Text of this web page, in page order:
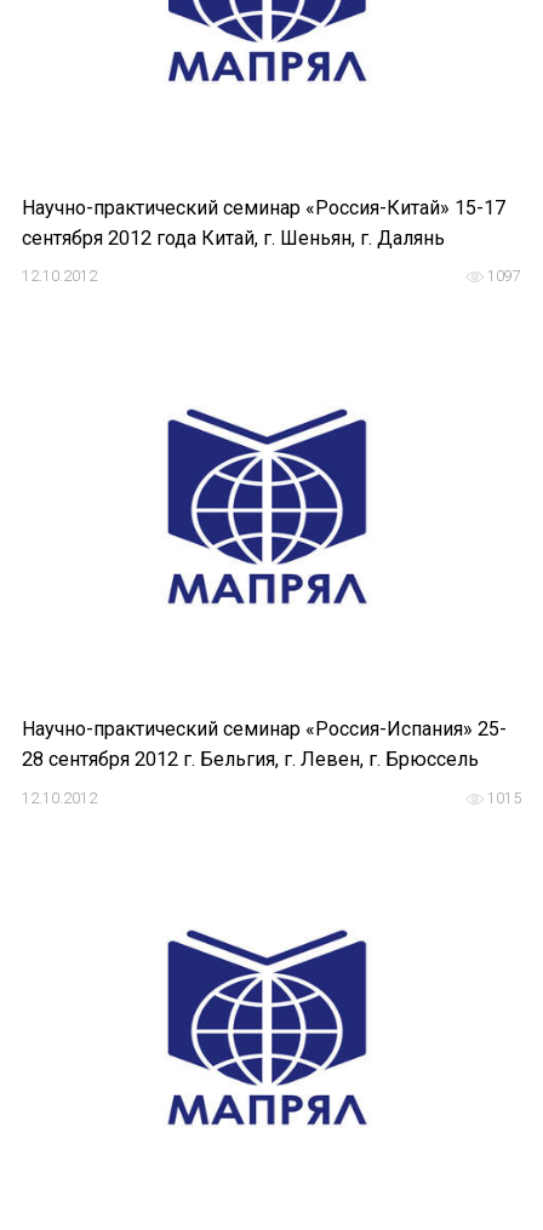
Научно-практический семинар «Россия-Китай» 15-17
сентября 2012 года Китай, г. Шеньян, г. Далянь
1097
12.10.2012
Научно-практический семинар «Россия-Испания» 25-
28 сентября 2012 г. Бельгия, г. Левен, г. Брюссель
1015
12.10.2012